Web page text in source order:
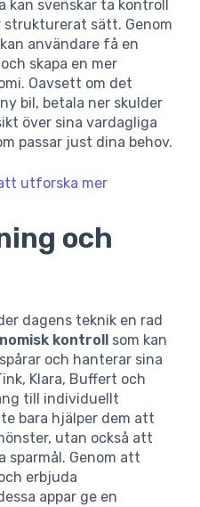
kan svenskar ta kontroll
strukturerat sätt. Genom
användare få en
skapa en mer
Oavsett om det
bil, betala ner skulder
över sina vardagliga
passar just dina behov.
utforska mer
och
dagens teknik en rad
kontroll
som kan
och hanterar sina
Klara, Buffert och
till individuellt
bara hjälper dem att
utan också att
sparmål. Genom att
erbjuda
appar ge en